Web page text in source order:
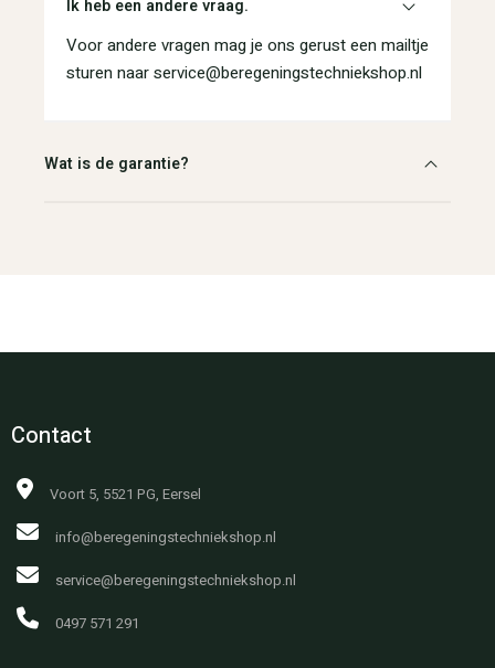
Ik heb een andere vraag.
Voor andere vragen mag je ons gerust een mailtje
sturen naar service@beregeningstechniekshop.nl
Wat is de garantie?
Contact
Voort 5, 5521 PG, Eersel
info@beregeningstechniekshop.nl
service@beregeningstechniekshop.nl
0497 571 291